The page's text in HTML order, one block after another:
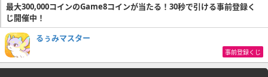
最大300,000コインのGame8コインが当たる！30秒で引ける事前登録く
じ開催中！
るぅみマスター
事前登録くじ